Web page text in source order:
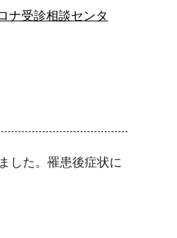
ナ受診相談センタ
した。罹患後症状に